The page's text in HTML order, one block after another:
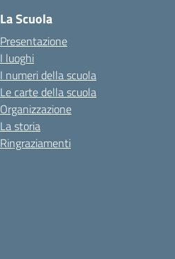
La Scuola
Presentazione
I luoghi
I numeri della scuola
Le carte della scuola
Organizzazione
La storia
Ringraziamenti